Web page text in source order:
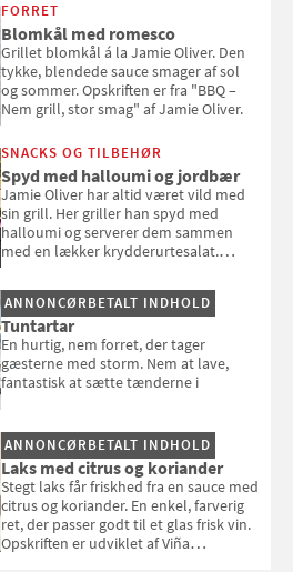
FORRET
Blomkål med romesco
Grillet blomkål á la Jamie Oliver. Den
tykke, blendede sauce smager af sol
og sommer. Opskriften er fra "BBQ –
Nem grill, stor smag" af Jamie Oliver.
SNACKS OG TILBEHØR
Spyd med halloumi og jordbær
Jamie Oliver har altid været vild med
sin grill. Her griller han spyd med
halloumi og serverer dem sammen
med en lækker krydderurtesalat.
smag" af Jamie Oliver.
ANNONCØRBETALT INDHOLD
Tuntartar
En hurtig, nem forret, der tager
gæsterne med storm. Nem at lave,
fantastisk at sætte tænderne i
ANNONCØRBETALT INDHOLD
Laks med citrus og koriander
Stegt laks får friskhed fra en sauce med
citrus og koriander. En enkel, farverig
ret, der passer godt til et glas frisk vin.
Opskriften er udviklet af Viña